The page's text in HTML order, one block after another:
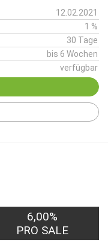
12.02.2021
1 %
30 Tage
bis 6 Wochen
verfügbar
6,00%
PRO SALE